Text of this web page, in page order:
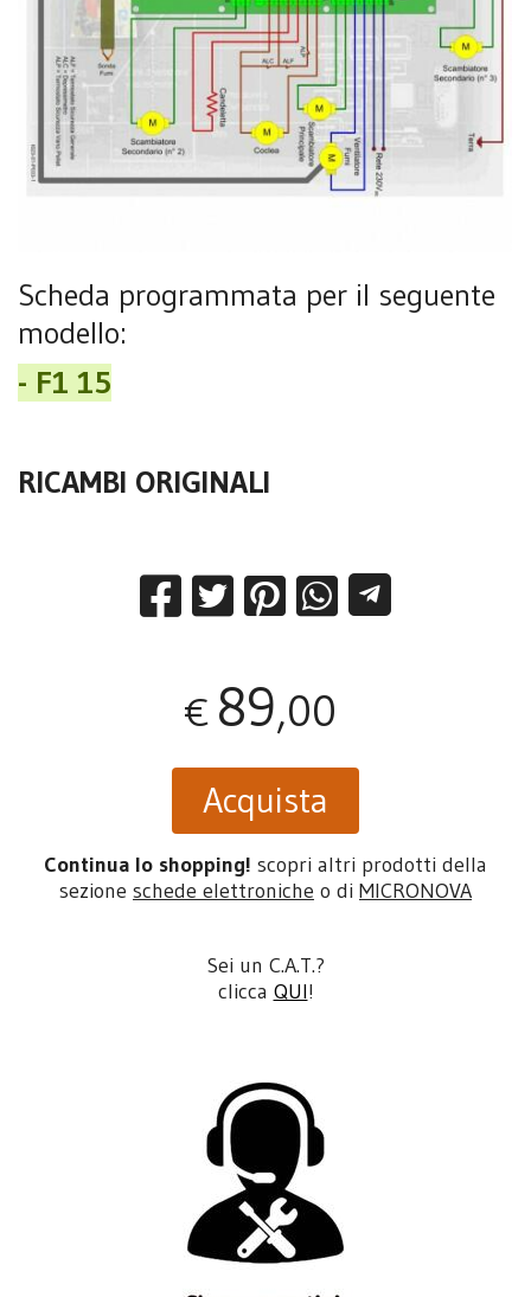
Scheda programmata per il seguente
modello:
- F1 15
RICAMBI ORIGINALI
€ 89,00
Acquista
Continua lo shopping! scopri altri prodotti della
sezione schede elettroniche o di MICRONOVA
Sei un C.A.T.?
clicca QUI!